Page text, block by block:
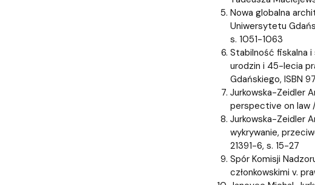
Nowa globalna
Uniwersytetu
s. 1051-1063
Stabilność fiskalna
urodzin i 45-lecia
Gdańskiego, ISBN
Jurkowska-Zeidler
perspective on law
Jurkowska-Zeidler
wykrywanie,
21391-6, s. 15-27
Spór Komisji
członkowskimi v.